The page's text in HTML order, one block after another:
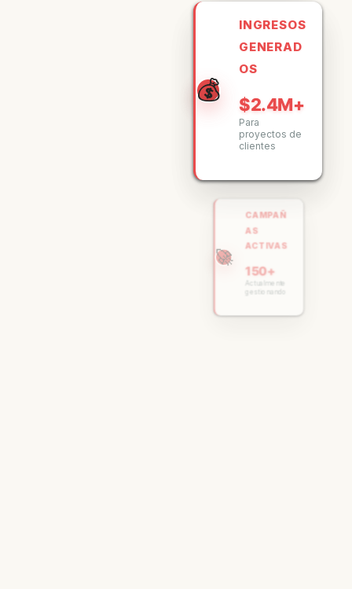
💰
INGRESOS
GENERAD
OS
$2.4M+
Para
proyectos de
clientes
🚀
CAMPAÑ
AS
ACTIVAS
150+
Actualmente
gestionando